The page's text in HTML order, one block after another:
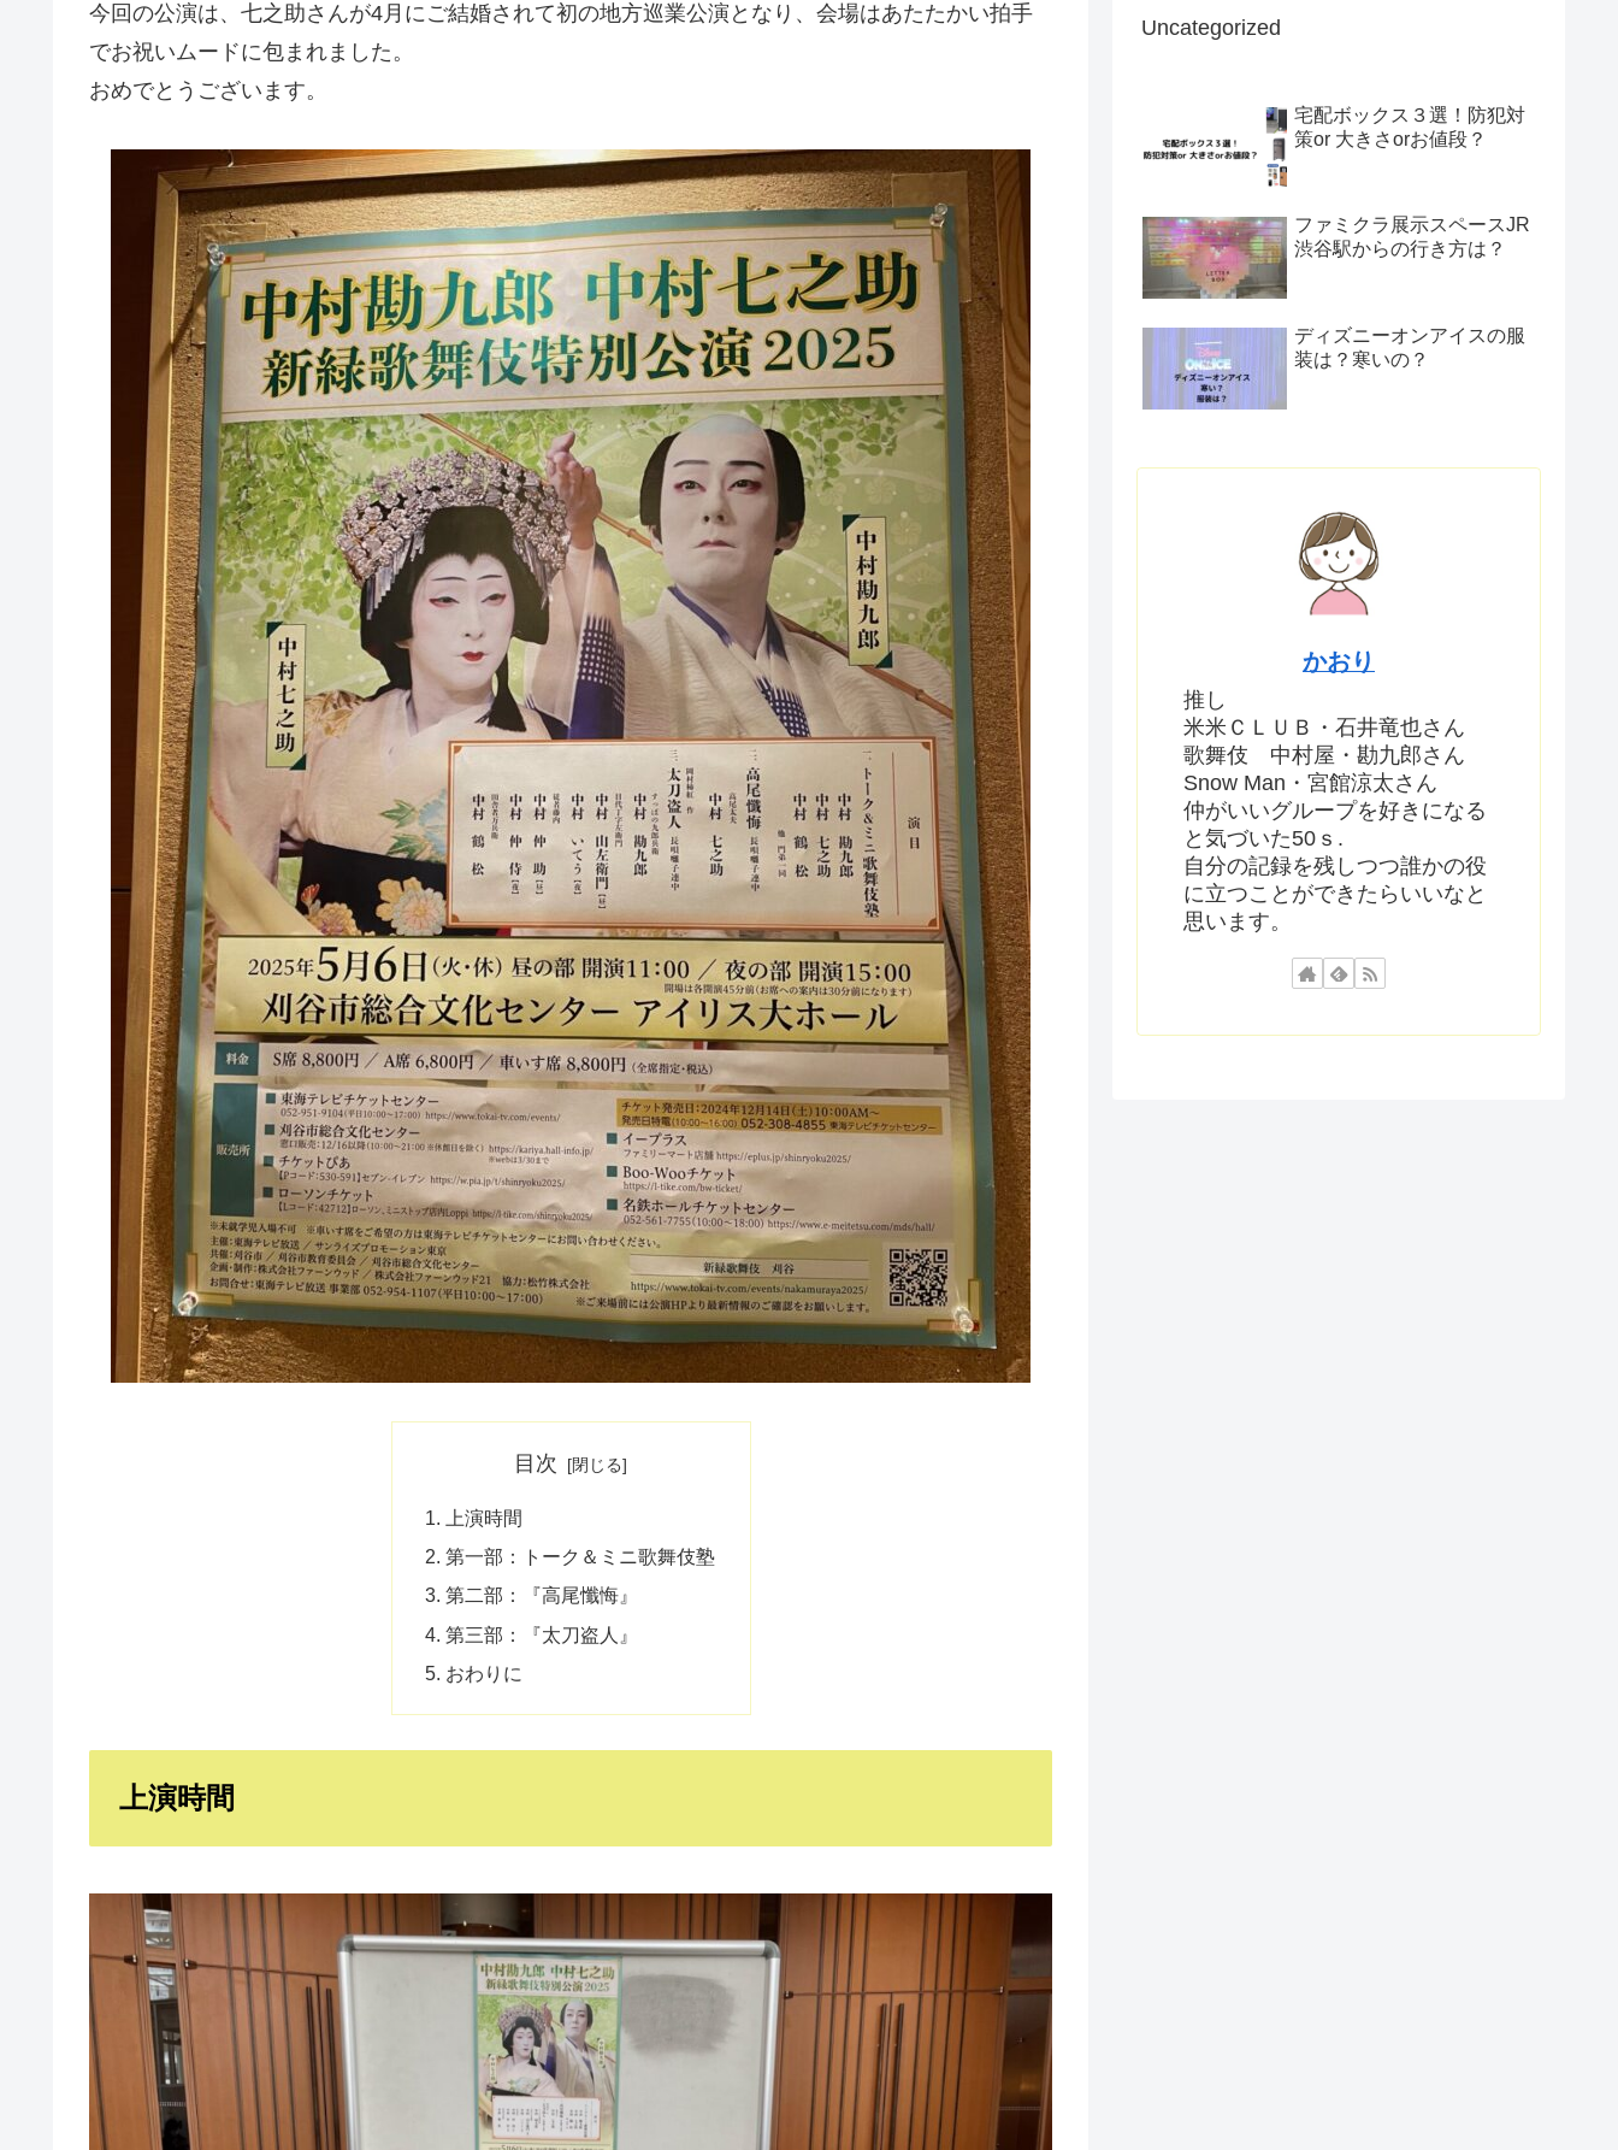
今回の公演は、七之助さんが4月にご結婚されて初の地方巡業公演となり、会場はあたたかい拍手
でお祝いムードに包まれました。
おめでとうございます。
目次
上演時間
第一部：トーク＆ミニ歌舞伎塾
第二部：『高尾懺悔』
第三部：『太刀盗人』
おわりに
上演時間
Uncategorized
宅配ボックス３選！防犯対
策or 大きさorお値段？
ファミクラ展示スペースJR
渋谷駅からの行き方は？
ディズニーオンアイスの服
装は？寒いの？
かおり
推し
米米ＣＬＵＢ・石井竜也さん
歌舞伎 中村屋・勘九郎さん
Snow Man・宮館涼太さん
仲がいいグループを好きになる
と気づいた50ｓ.
自分の記録を残しつつ誰かの役
に立つことができたらいいなと
思います。